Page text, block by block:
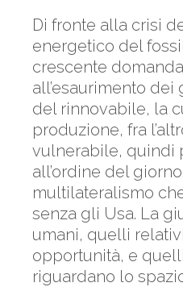
Di fronte alla crisi
energetico del
crescente
all’esaurimento
del rinnovabile, la
produzione, fra
vulnerabile, quindi
all’ordine del
multilateralismo
senza gli Usa. La
umani, quelli
opportunità, e
riguardano lo